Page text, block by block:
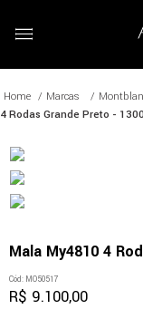
Marcas
4 Rodas Grande Preto -
Mala My4810 4
Cód: MO50517
R$ 9.100,00